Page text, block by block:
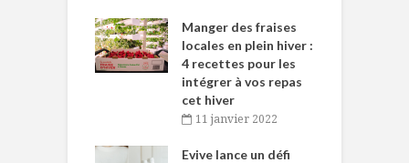
Manger des fraises
locales en plein hiver :
4 recettes pour les
intégrer à vos repas
cet hiver
11 janvier 2022
Evive lance un défi